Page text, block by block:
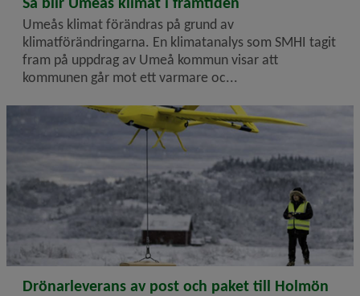
Umeås klimat förändras på grund av
klimatförändringarna. En klimatanalys som SMHI tagit
fram på uppdrag av Umeå kommun visar att
kommunen går mot ett varmare oc...
2026-02-18
Drönarleverans av post och paket till Holmön